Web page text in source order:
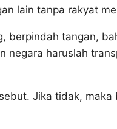
lain tanpa rakyat
berpindah tangan,
haruslah
Jika tidak,